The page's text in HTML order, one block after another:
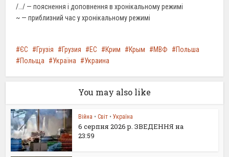
/…/ — пояснення і доповнення в хронікальному режимі
~ — приблизний час у хронікальному режимі
ЄС Грузія Грузия ЕС Крим Крым МВФ
Польша
Польща
Україна Украина
You may also like
Війна • Світ • Україна
6 серпня 2026 р. ЗВЕДЕННЯ на
23:59